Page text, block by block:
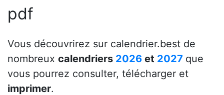
pdf
Vous découvrirez sur calendrier.best de
nombreux calendriers 2026 et 2027 que
vous pourrez consulter, télécharger et
imprimer.